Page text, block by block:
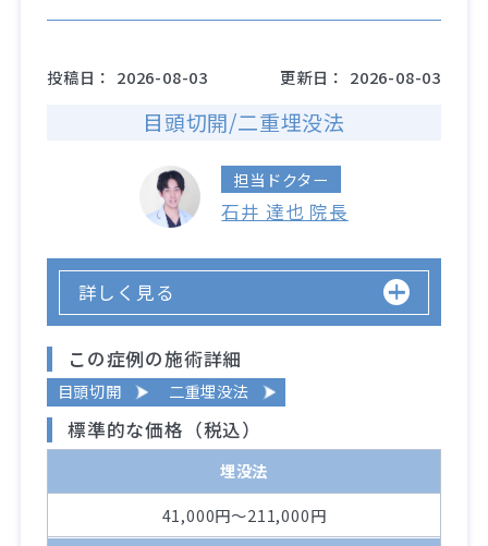
投稿日： 2026-08-03 更新日： 2026-08-03
目頭切開/二重埋没法
担当ドクター
石井 達也 院長
詳しく見る
この症例の施術詳細
目頭切開 二重埋没法
標準的な価格（税込）
埋没法
41,000円～211,000円